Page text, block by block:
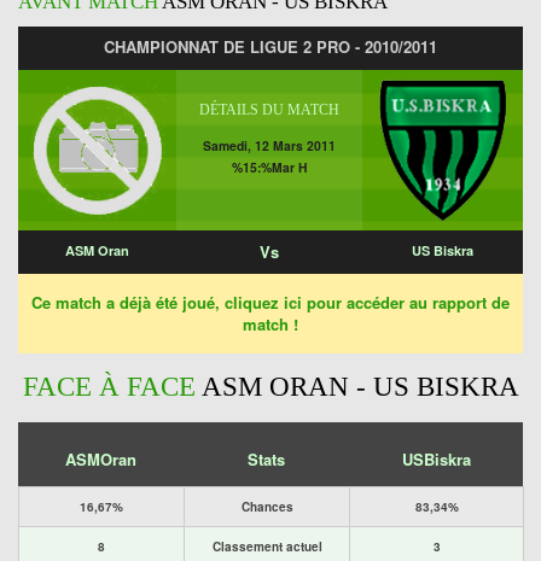
CHAMPIONNAT DE LIGUE 2 PRO - 2010/2011
DÉTAILS DU MATCH
Samedi, 12 Mars 2011
%15:%Mar H
ASM Oran Vs US Biskra
Ce match a déjà été joué, cliquez ici pour accéder au rapport de
match !
FACE À FACE ASM ORAN - US BISKRA
ASMOran Stats USBiskra
16,67% Chances 83,34%
8 Classement actuel 3